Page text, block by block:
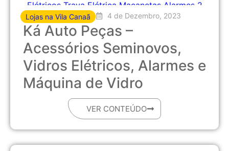
Lojas na Vila Canaã 4 de Dezembro, 2023
Ká Auto Peças –
Acessórios Seminovos,
Vidros Elétricos, Alarmes e
Máquina de Vidro
VER CONTEÚDO